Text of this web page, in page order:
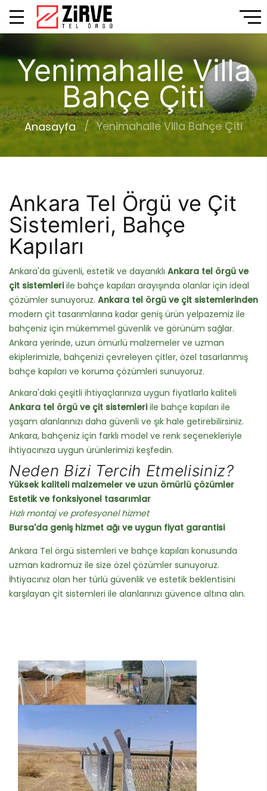
Yenimahalle Villa
Bahçe Çiti
Anasayfa Yenimahalle Villa Bahçe Çiti
Ankara Tel Örgü ve Çit
Sistemleri, Bahçe
Kapıları
Ankara'da güvenli, estetik ve dayanıklı Ankara tel örgü ve
çit sistemleriile bahçe kapıları arayışında olanlar için ideal
çözümler sunuyoruz. Ankara tel örgü ve çit sistemlerinden
modern çit tasarımlarına kadar geniş ürün yelpazemiz ile
bahçeniz için mükemmel güvenlik ve görünüm sağlar.
Ankara yerinde, uzun ömürlü malzemeler ve uzman
ekiplerimizle, bahçenizi çevreleyen çitler, özel tasarlanmış
bahçe kapıları ve koruma çözümleri sunuyoruz.
Ankara'daki çeşitli ihtiyaçlarınıza uygun fiyatlarla kaliteli
Ankara tel örgü ve çit sistemleriile bahçe kapıları ile
yaşam alanlarınızı daha güvenli ve şık hale getirebilirsiniz.
Ankara, bahçeniz için farklı model ve renk seçenekleriyle
ihtiyacınıza uygun ürünlerimizi keşfedin.
Neden Bizi Tercih Etmelisiniz?
Yüksek kaliteli malzemeler ve uzun ömürlü çözümler
Estetik ve fonksiyonel tasarımlar
Hızlı montaj ve profesyonel hizmet
Bursa'da geniş hizmet ağı ve uygun fiyat garantisi
Ankara Tel örgü sistemleri ve bahçe kapıları konusunda
uzman kadromuz ile size özel çözümler sunuyoruz.
İhtiyacınız olan her türlü güvenlik ve estetik beklentisini
karşılayan çit sistemleri ile alanlarınızı güvence altına alın.